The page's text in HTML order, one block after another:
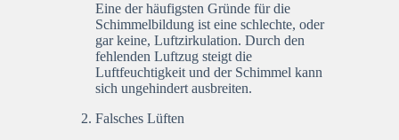
Eine der häufigsten Gründe für die
Schimmelbildung ist eine schlechte, oder
gar keine, Luftzirkulation. Durch den
fehlenden Luftzug steigt die
Luftfeuchtigkeit und der Schimmel kann
sich ungehindert ausbreiten.
Falsches Lüften